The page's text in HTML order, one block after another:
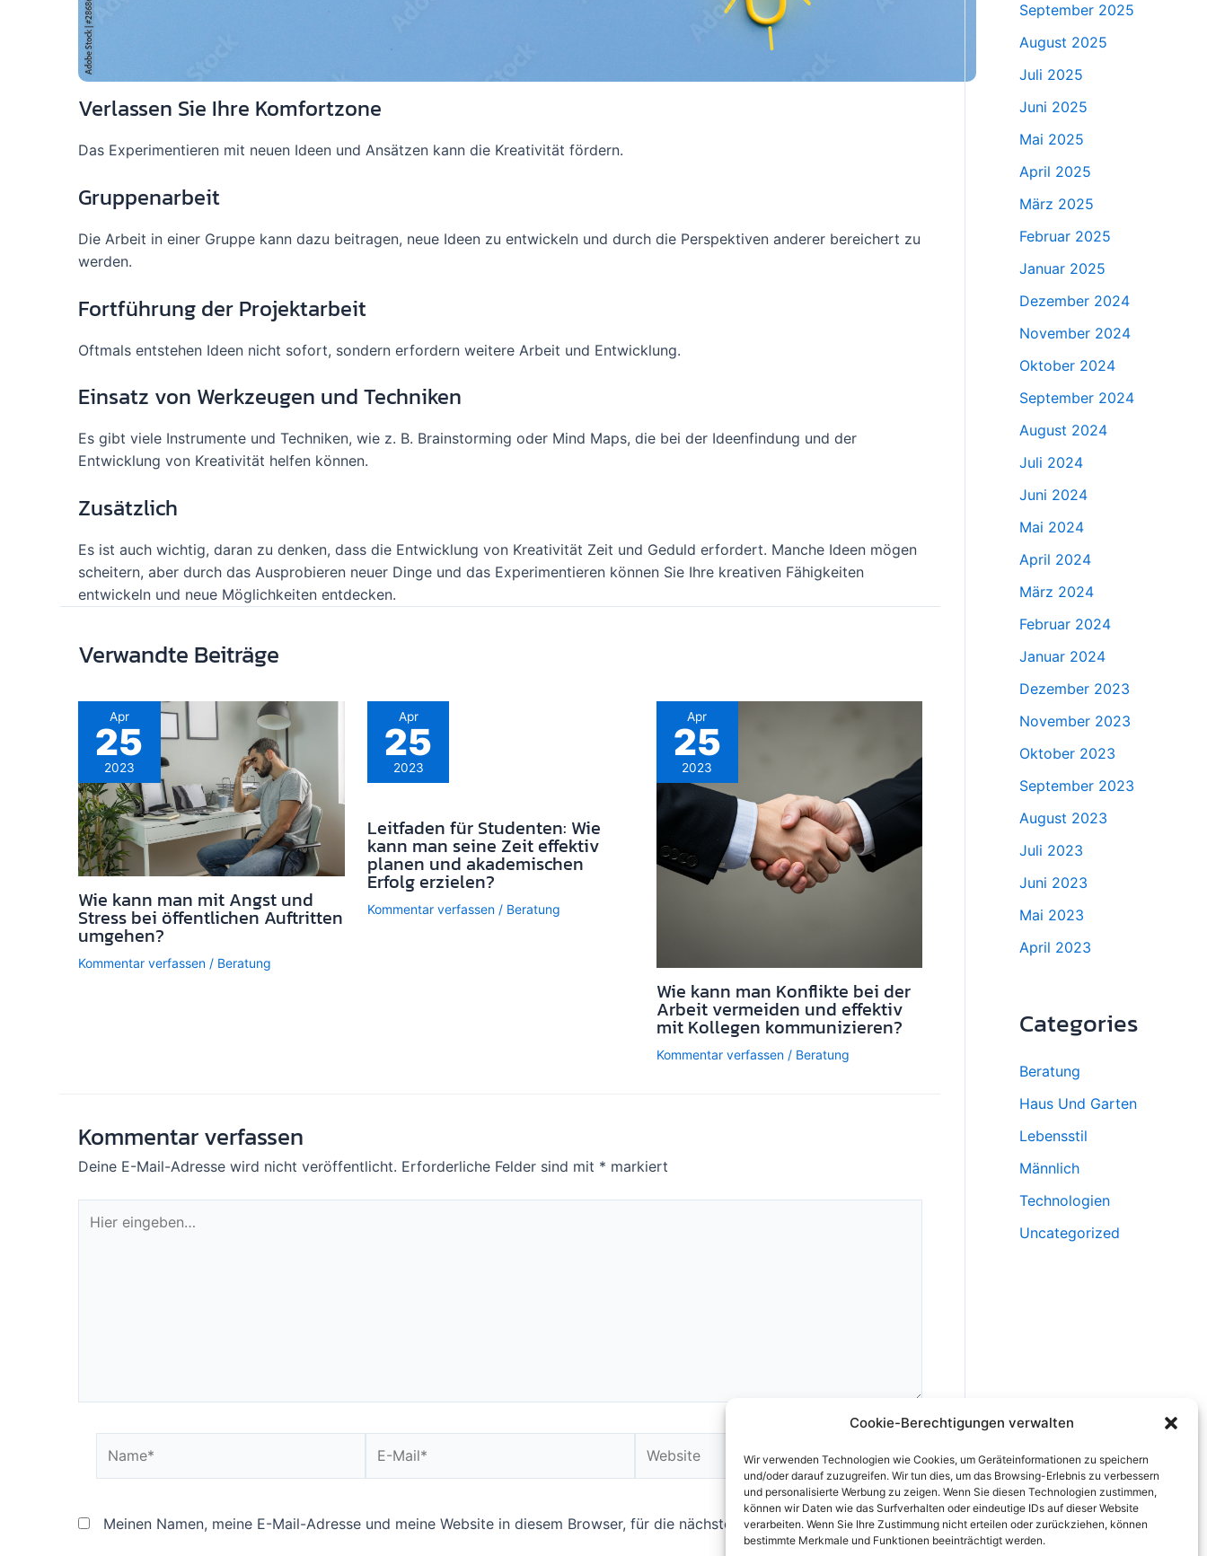
Cookie-Berechtigungen verwalten
Wir verwenden Technologien wie Cookies, um Geräteinformationen zu speichern
und/oder darauf zuzugreifen. Wir tun dies, um das Browsing-Erlebnis zu verbessern
und personalisierte Werbung zu zeigen. Wenn Sie diesen Technologien zustimmen,
können wir Daten wie das Surfverhalten oder eindeutige IDs auf dieser Website
verarbeiten. Wenn Sie Ihre Zustimmung nicht erteilen oder zurückziehen, können
bestimmte Merkmale und Funktionen beeinträchtigt werden.
Verlassen Sie Ihre Komfortzone
Das Experimentieren mit neuen Ideen und Ansätzen kann die Kreativität fördern.
Gruppenarbeit
Die Arbeit in einer Gruppe kann dazu beitragen, neue Ideen zu entwickeln und durch die Perspektiven anderer bereichert zu
werden.
Fortführung der Projektarbeit
Oftmals entstehen Ideen nicht sofort, sondern erfordern weitere Arbeit und Entwicklung.
Einsatz von Werkzeugen und Techniken
Es gibt viele Instrumente und Techniken, wie z. B. Brainstorming oder Mind Maps, die bei der Ideenfindung und der
Entwicklung von Kreativität helfen können.
Zusätzlich
Es ist auch wichtig, daran zu denken, dass die Entwicklung von Kreativität Zeit und Geduld erfordert. Manche Ideen mögen
scheitern, aber durch das Ausprobieren neuer Dinge und das Experimentieren können Sie Ihre kreativen Fähigkeiten
entwickeln und neue Möglichkeiten entdecken.
Verwandte Beiträge
Apr
25
2023
Wie kann man mit Angst und
Stress bei öffentlichen Auftritten
umgehen?
Kommentar verfassen / Beratung
Apr
25
2023
Leitfaden für Studenten: Wie
kann man seine Zeit effektiv
planen und akademischen
Erfolg erzielen?
Kommentar verfassen / Beratung
Apr
25
2023
Wie kann man Konflikte bei der
Arbeit vermeiden und effektiv
mit Kollegen kommunizieren?
Kommentar verfassen / Beratung
Kommentar verfassen
Deine E-Mail-Adresse wird nicht veröffentlicht. Erforderliche Felder sind mit * markiert
eingeben…
Mail*
Meinen Namen, meine E-Mail-Adresse und meine Website in diesem Browser, für die nächste Kommentierung, speichern.
September 2025
August 2025
Juli 2025
Juni 2025
Mai 2025
April 2025
März 2025
Februar 2025
Januar 2025
Dezember 2024
November 2024
Oktober 2024
September 2024
August 2024
Juli 2024
Juni 2024
Mai 2024
April 2024
März 2024
Februar 2024
Januar 2024
Dezember 2023
November 2023
Oktober 2023
September 2023
August 2023
Juli 2023
Juni 2023
Mai 2023
April 2023
Categories
Beratung
Haus Und Garten
Lebensstil
Männlich
Technologien
Uncategorized